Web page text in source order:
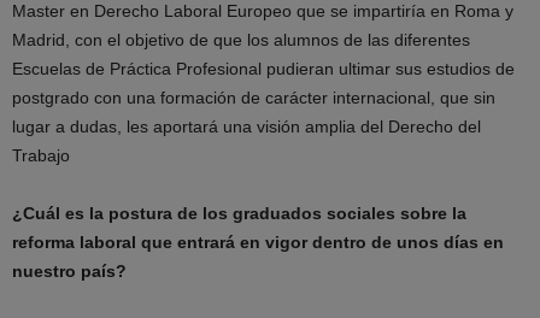
Master en Derecho Laboral Europeo que se impartiría en Roma y
Madrid, con el objetivo de que los alumnos de las diferentes
Escuelas de Práctica Profesional pudieran ultimar sus estudios de
postgrado con una formación de carácter internacional, que sin
lugar a dudas, les aportará una visión amplia del Derecho del
Trabajo
¿Cuál es la postura de los graduados sociales sobre la
reforma laboral que entrará en vigor dentro de unos días en
nuestro país?